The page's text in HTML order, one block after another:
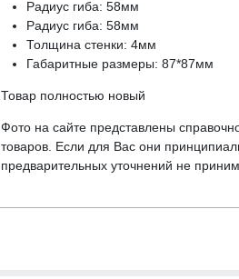
Радиус гиба: 58мм
Радиус гиба: 58мм
Толщина стенки: 4мм
Габаритные размеры: 87*87мм
Товар полностью новый
Фото на сайте представлены
товаров. Если для Вас они
предварительных уточнений не